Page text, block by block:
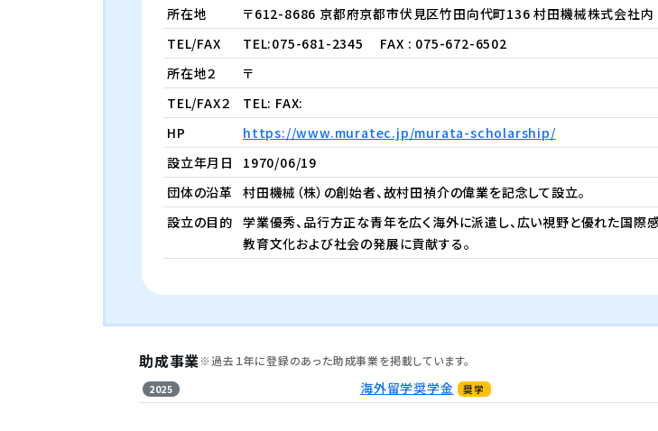
所在地
〒612-8686 京都府京都市伏見区竹田向代町136 村田機械株式会社内
TEL/FAX
TEL:075-681-2345
FAX : 075-672-6502
所在地２
〒
TEL/FAX２
TEL: FAX:
HP
https://www.muratec.jp/murata-scholarship/
設立年月日
1970/06/19
団体の沿革
村田機械（株）の創始者、故村田禎介の偉業を記念して設立。
設立の目的 学業優秀、品行方正な青年を広く海外に派遣し、広い視野と優れた国際
教育文化および社会の発展に貢献する。
助成事業※過去１年に登録のあった助成事業を掲載しています。
2025 海外留学奨学金 奨学